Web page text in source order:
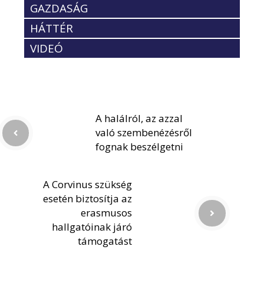
GAZDASÁG
HÁTTÉR
VIDEÓ
A halálról, az azzal
való szembenézésről
fognak beszélgetni
A Corvinus szükség
esetén biztosítja az
erasmusos
hallgatóinak járó
támogatást